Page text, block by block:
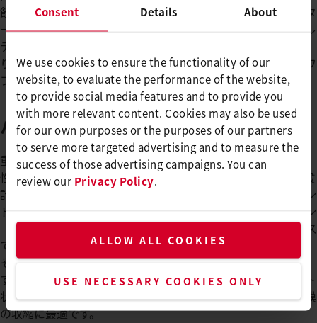
Consent Details About
We use cookies to ensure the functionality of our
website, to evaluate the performance of the website,
to provide social media features and to provide you
with more relevant content. Cookies may also be used
for our own purposes or the purposes of our partners
to serve more targeted advertising and to measure the
success of those advertising campaigns. You can
review our Privacy Policy.
ALLOW ALL COOKIES
USE NECESSARY COOKIES ONLY
飲食関連プラスチックのプロセス加熱部門において、ライスタ
ーにより提供できるソリューションは多岐に渡ります。フォル
テ S3を含むこれらのソリューションは、その名前が示す通
り、手に持てるサイズのライスターの器具としては、最もパワ
フルなものです。
パレットに最適
重量わずか4.4kg、出力10kWのフォルテS3は、効率性と操縦
性の理想的な組み合わせです。人間工学に特に注意を払って設
計されたライスターのハンドツールは、他のライスターのハン
ドツールと同様に、実用的なハンドルとコンパクトなデザイン
（390 x 132 x 215 mm）を組み合わせたもので、狭いスペース
でも使用しやすくなっています。
そのパワーのおかげで、フォルテS3は最高650°C の温度に達
する強力な熱風のジェットを提供することができます。シート
状、特殊テープで固定したもの、キャップ状のポリエチレン膜
の収縮に最適です。